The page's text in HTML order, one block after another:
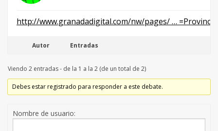
http://www.granadadigital.com/nw/pages/ … =Provincia
Autor Entradas
Viendo 2 entradas - de la 1 a la 2 (de un total de 2)
Debes estar registrado para responder a este debate.
Nombre de usuario: